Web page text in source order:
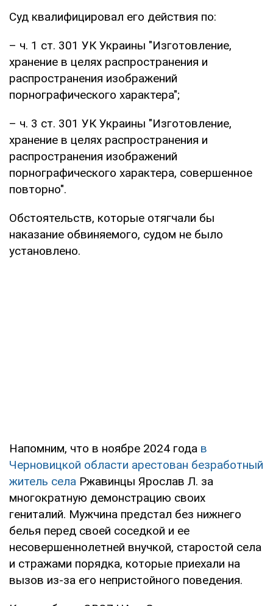
Суд квалифицировал его действия по:
– ч. 1 ст. 301 УК Украины "Изготовление,
хранение в целях распространения и
распространения изображений
порнографического характера";
– ч. 3 ст. 301 УК Украины "Изготовление,
хранение в целях распространения и
распространения изображений
порнографического характера, совершенное
повторно".
Обстоятельств, которые отягчали бы
наказание обвиняемого, судом не было
установлено.
Напомним, что в ноябре 2024 года в
Черновицкой области арестован безработный
житель села Ржавинцы Ярослав Л. за
многократную демонстрацию своих
гениталий. Мужчина предстал без нижнего
белья перед своей соседкой и ее
несовершеннолетней внучкой, старостой села
и стражами порядка, которые приехали на
вызов из-за его непристойного поведения.